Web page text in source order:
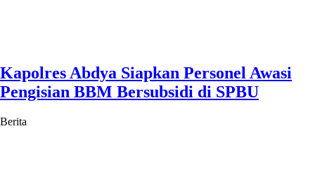
Kapolres Abdya Siapkan Personel Awasi
Pengisian BBM Bersubsidi di SPBU
Berita